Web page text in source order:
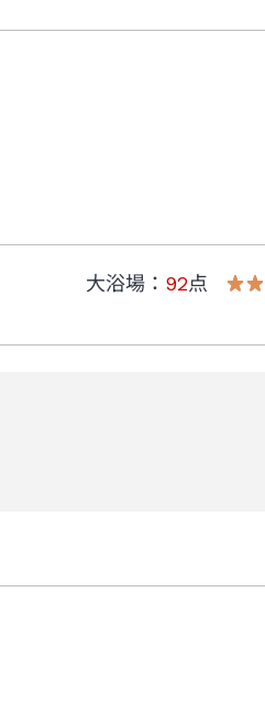
大浴場 ： 92点